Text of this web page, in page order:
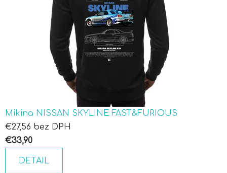
Mikina NISSAN SKYLINE FAST&FURIOUS
€27,56 bez DPH
€33,90
DETAIL